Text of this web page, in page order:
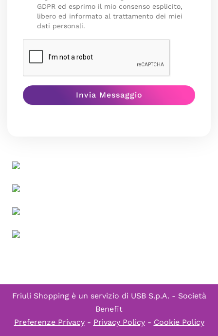
GDPR ed esprimo il mio consenso esplicito,
libero ed informato al trattamento dei miei
dati personali.
Friuli Shopping è un servizio di USB S.p.A. - Società
Benefit
Preferenze Privacy- Privacy Policy- Cookie Policy